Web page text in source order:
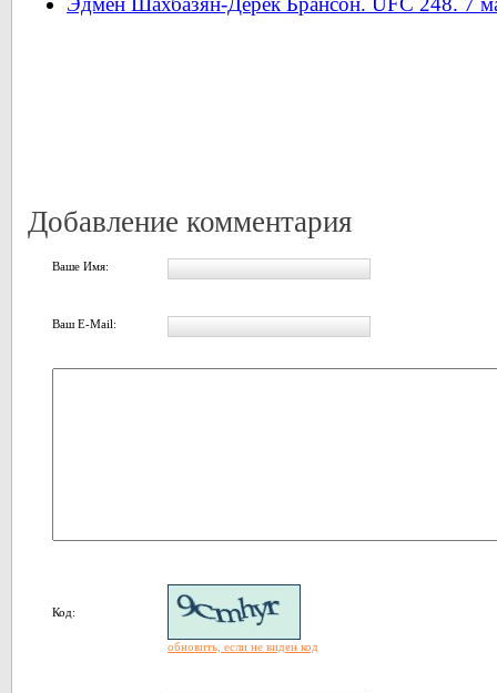
Добавление комментария
Ваше Имя:
Ваш E-Mail:
Код:
обновить, если не виден код